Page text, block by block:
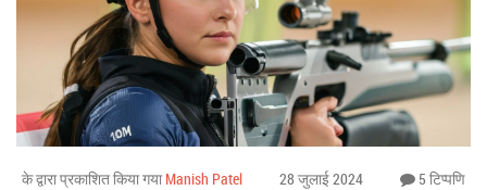
के द्वारा प्रकाशित किया गया Manish Patel 28 जुलाई 2024 5 टिप्पणि